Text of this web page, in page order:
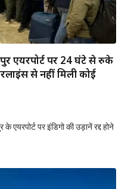
एयरपोर्ट पर 24 घंटे से रुके
से नहीं मिली कोई
पर इंडिगो की उड़ानें रद्द होने